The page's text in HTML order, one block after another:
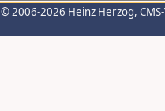
© 2006-2026 Heinz Herzog,